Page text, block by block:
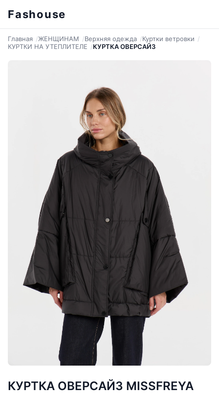
Fashouse
Главная ЖЕНЩИНАМ Верхняя одежда
Куртки ветровки
КУРТКИ НА УТЕПЛИТЕЛЕ
КУРТКА ОВЕРСАЙЗ
КУРТКА ОВЕРСАЙЗ MISSFREYA